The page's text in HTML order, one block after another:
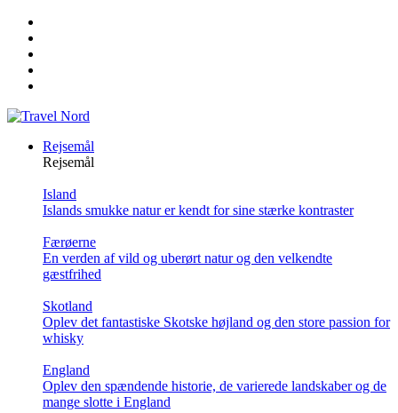
Rejsemål
Rejsemål
Island
Islands smukke natur er kendt for sine stærke kontraster
Færøerne
En verden af vild og uberørt natur og den velkendte
gæstfrihed
Skotland
Oplev det fantastiske Skotske højland og den store passion for
whisky
England
Oplev den spændende historie, de varierede landskaber og de
mange slotte i England